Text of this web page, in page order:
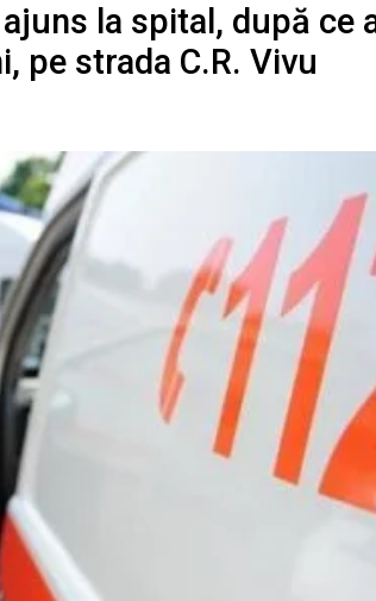
la spital, după ce
pe strada C.R. Vivu